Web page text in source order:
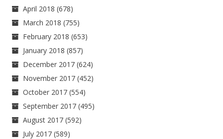
April 2018 (678)
March 2018 (755)
February 2018 (653)
January 2018 (857)
December 2017 (624)
November 2017 (452)
October 2017 (554)
September 2017 (495)
August 2017 (592)
July 2017 (589)